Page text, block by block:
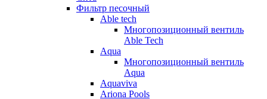
Фильтр песочный
Able tech
Многопозиционный вентиль
Able Tech
Aqua
Многопозиционный вентиль
Aqua
Aquaviva
Ariona Pools